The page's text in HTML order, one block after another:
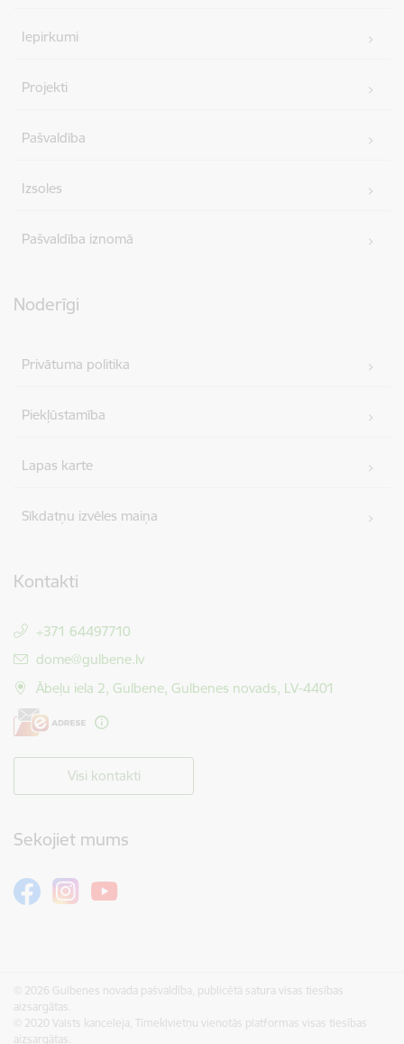
Iepirkumi
Projekti
Pašvaldība
Izsoles
Pašvaldība iznomā
Noderīgi
Privātuma politika
Piekļūstamība
Lapas karte
Sīkdatņu izvēles maiņa
Kontakti
+371 64497710
E-pasts:
dome@gulbene.lv
Ābeļu iela 2, Gulbene, Gulbenes novads, LV-4401
Visi kontakti
Sekojiet mums
© 2026 Gulbenes novada pašvaldība, publicētā satura visas tiesības
aizsargātas.
© 2020 Valsts kanceleja, Tīmekļvietņu vienotās platformas visas tiesības
aizsargātas.